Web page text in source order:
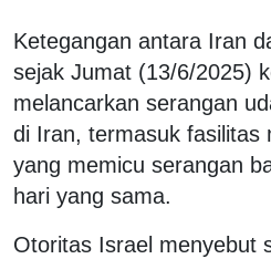
Ketegangan antara Iran
sejak Jumat (13/6/2025)
melancarkan serangan
di Iran, termasuk fasilitas
yang memicu serangan
hari yang sama.
Otoritas Israel menyebut